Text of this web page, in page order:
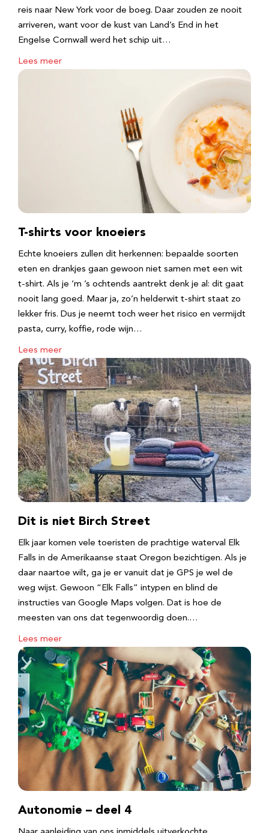
reis naar New York voor de boeg. Daar zouden ze nooit
arriveren, want voor de kust van Land’s End in het
Engelse Cornwall werd het schip uit…
Lees meer
T-shirts voor knoeiers
Echte knoeiers zullen dit herkennen: bepaalde soorten
eten en drankjes gaan gewoon niet samen met een wit
t-shirt. Als je ‘m ’s ochtends aantrekt denk je al: dit gaat
nooit lang goed. Maar ja, zo’n helderwit t-shirt staat zo
lekker fris. Dus je neemt toch weer het risico en vermijdt
pasta, curry, koffie, rode wijn…
Lees meer
Dit is niet Birch Street
Elk jaar komen vele toeristen de prachtige waterval Elk
Falls in de Amerikaanse staat Oregon bezichtigen. Als je
daar naartoe wilt, ga je er vanuit dat je GPS je wel de
weg wijst. Gewoon “Elk Falls” intypen en blind de
instructies van Google Maps volgen. Dat is hoe de
meesten van ons dat tegenwoordig doen.…
Lees meer
Autonomie – deel 4